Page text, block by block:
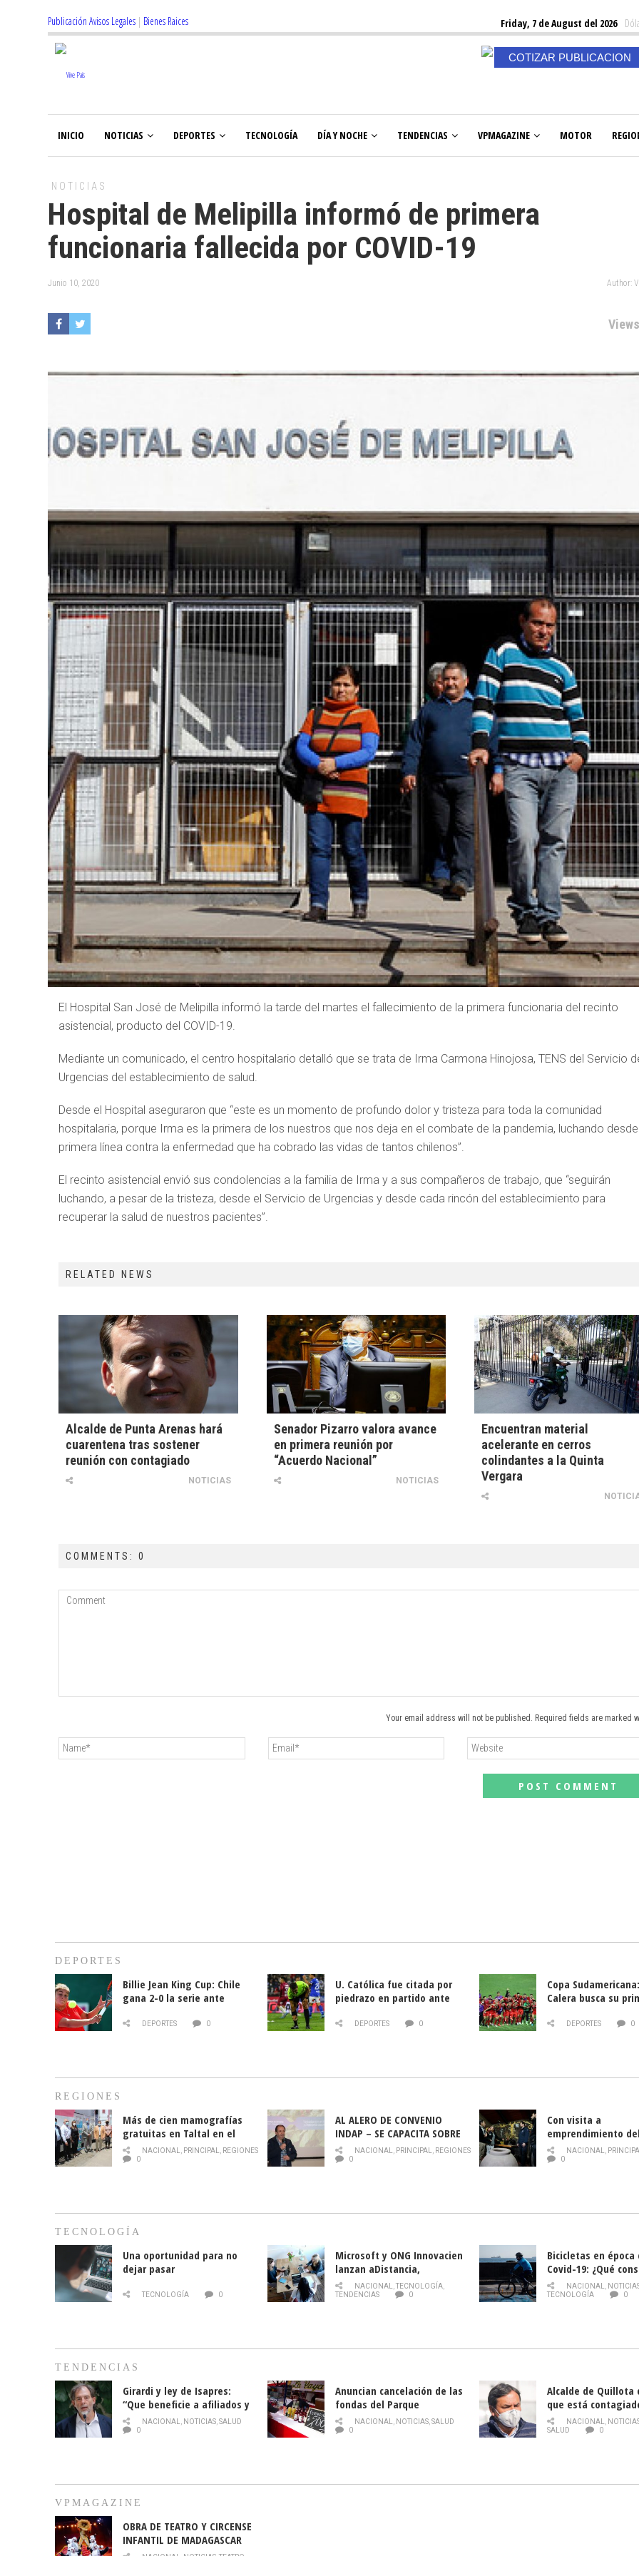
Publicación Avisos Legales | Bienes Raices Friday, 7 de August del 2026
COTIZAR PUBLICACION
INICIO NOTICIAS DEPORTES TECNOLOGÍA DÍA Y NOCHE TENDENCIAS VPMAGAZINE MOTOR
NOTICIAS
Hospital de Melipilla informó de primera
funcionaria fallecida por COVID-19
Junio 10, 2020 Author:
El Hospital San José de Melipilla informó la tarde del martes el fallecimiento de la primera funcionaria del recinto
asistencial, producto del COVID-19.
Mediante un comunicado, el centro hospitalario detalló que se trata de Irma Carmona Hinojosa, TENS del Servicio
Urgencias del establecimiento de salud.
Desde el Hospital aseguraron que “este es un momento de profundo dolor y tristeza para toda la comunidad
hospitalaria, porque Irma es la primera de los nuestros que nos deja en el combate de la pandemia, luchando
primera línea contra la enfermedad que ha cobrado las vidas de tantos chilenos”.
El recinto asistencial envió sus condolencias a la familia de Irma y a sus compañeros de trabajo, que “seguirán
luchando, a pesar de la tristeza, desde el Servicio de Urgencias y desde cada rincón del establecimiento para
recuperar la salud de nuestros pacientes”.
RELATED NEWS
Alcalde de Punta Arenas hará
cuarentena tras sostener
reunión con contagiado
NOTICIAS
Senador Pizarro valora avance
en primera reunión por
“Acuerdo Nacional”
NOTICIAS
Encuentran material
acelerante en cerros
colindantes a la Quinta
Vergara
COMMENTS: 0
Your email address will not be published. Required fields are marked
DEPORTES
Billie Jean King Cup: Chile
gana 2-0 la serie ante
DEPORTES 0
U. Católica fue citada por
piedrazo en partido ante
DEPORTES 0
Copa
Calera busca su
DEPORTES 0
REGIONES
Más de cien mamografías
gratuitas en Taltal en el
mes de la prevención del
cáncer de mama
NACIONAL, PRINCIPAL, REGIONES
0
AL ALERO DE CONVENIO
INDAP – SE CAPACITA SOBRE
PLAGA DROSOPHILA SUZUKII
NACIONAL, PRINCIPAL, REGIONES
0
Con visita a
emprendimiento
y llamado al
historia campesina
NACIONAL,
0
TECNOLOGÍA
Una oportunidad para no
dejar pasar
TECNOLOGÍA 0
Microsoft y ONG Innovacien
lanzan aDistancia,
plataforma con cursos
gratuitos online sobre
NACIONAL,TECNOLOGÍA,
TENDENCIAS
0
Bicicletas en época
Covid-19: ¿Qué
momento de
NACIONAL,
TECNOLOGÍA
0
TENDENCIAS
Girardi y ley de Isapres:
“Que beneficie a afiliados y
no legalice el abuso”
NACIONAL, NOTICIAS,SALUD
0
Anuncian cancelación de las
fondas del Parque
O’Higgins debido al
coronavirus
NACIONAL, NOTICIAS,SALUD
0
Alcalde de Quillota
que está
COVID-19
NACIONAL,
SALUD
0
VPMAGAZINE
OBRA DE TEATRO Y CIRCENSE
INFANTIL DE MADAGASCAR